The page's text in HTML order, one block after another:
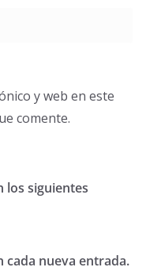
y web en este
comente.
los siguientes
cada nueva entrada.